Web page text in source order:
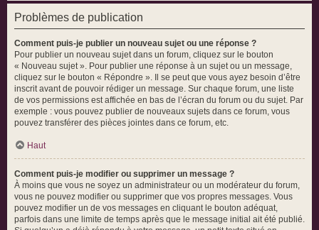
Problèmes de publication
Comment puis-je publier un nouveau sujet ou une réponse ?
Pour publier un nouveau sujet dans un forum, cliquez sur le bouton
« Nouveau sujet ». Pour publier une réponse à un sujet ou un message,
cliquez sur le bouton « Répondre ». Il se peut que vous ayez besoin d’être
inscrit avant de pouvoir rédiger un message. Sur chaque forum, une liste
de vos permissions est affichée en bas de l’écran du forum ou du sujet. Par
exemple : vous pouvez publier de nouveaux sujets dans ce forum, vous
pouvez transférer des pièces jointes dans ce forum, etc.
Haut
Comment puis-je modifier ou supprimer un message ?
À moins que vous ne soyez un administrateur ou un modérateur du forum,
vous ne pouvez modifier ou supprimer que vos propres messages. Vous
pouvez modifier un de vos messages en cliquant le bouton adéquat,
parfois dans une limite de temps après que le message initial ait été publié.